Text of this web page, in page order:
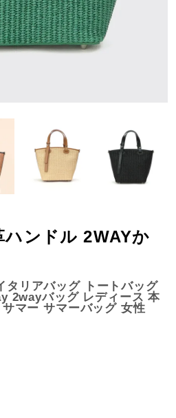
タリアバッグ トートバッグ
2wayバッグ レディース 本
マー サマーバッグ 女性
ンドル 2WAYか